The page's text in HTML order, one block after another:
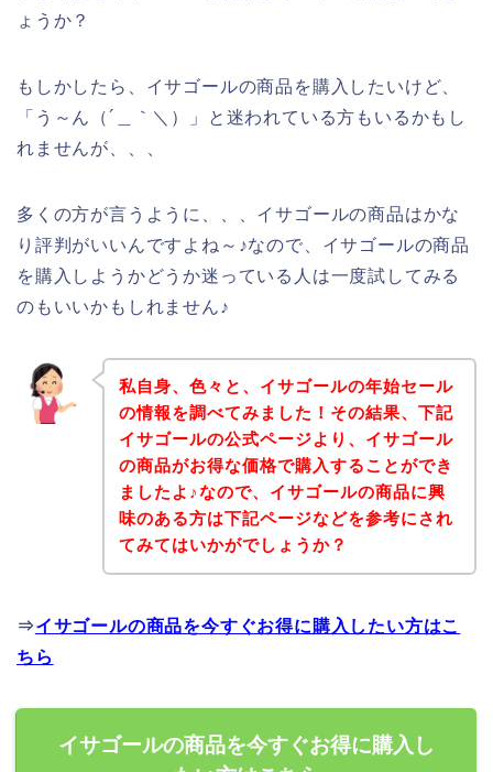
ょうか？
もしかしたら、イサゴールの商品を購入したいけど、
「う～ん（´＿｀＼）」と迷われている方もいるかもし
れませんが、、、
多くの方が言うように、、、イサゴールの商品はかな
り評判がいいんですよね～♪なので、イサゴールの商品
を購入しようかどうか迷っている人は一度試してみる
のもいいかもしれません♪
私自身、色々と、イサゴールの年始セール
の情報を調べてみました！その結果、下記
イサゴールの公式ページより、イサゴール
の商品がお得な価格で購入することができ
ましたよ♪なので、イサゴールの商品に興
味のある方は下記ページなどを参考にされ
てみてはいかがでしょうか？
⇒イサゴールの商品を今すぐお得に購入したい方はこ
ちら
イサゴールの商品を今すぐお得に購入し